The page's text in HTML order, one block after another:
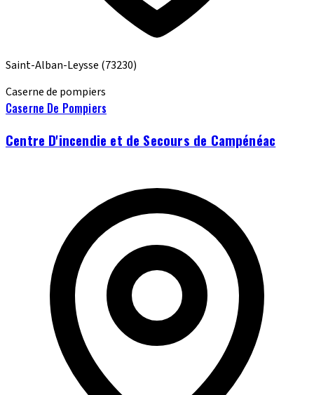
Saint-Alban-Leysse (73230)
Caserne de pompiers
Caserne De Pompiers
Centre D'incendie et de Secours de Campénéac